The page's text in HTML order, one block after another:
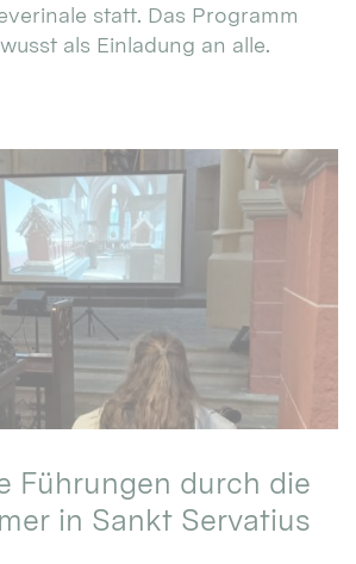
statt. Das Programm
als Einladung an alle.
Führungen durch die
in Sankt Servatius